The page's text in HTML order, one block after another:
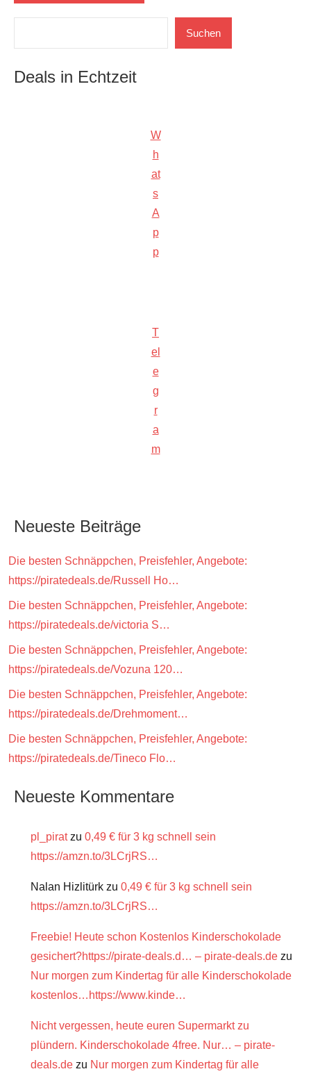
Suchen
Deals in Echtzeit
W
h
at
s
A
p
p
T
el
e
g
r
a
m
Neueste Beiträge
Die besten Schnäppchen, Preisfehler, Angebote:
https://piratedeals.de/Russell Ho…
Die besten Schnäppchen, Preisfehler, Angebote:
https://piratedeals.de/victoria S…
Die besten Schnäppchen, Preisfehler, Angebote:
https://piratedeals.de/Vozuna 120…
Die besten Schnäppchen, Preisfehler, Angebote:
https://piratedeals.de/Drehmoment…
Die besten Schnäppchen, Preisfehler, Angebote:
https://piratedeals.de/Tineco Flo…
Neueste Kommentare
pl_piratzu 0,49 € für 3 kg schnell sein
https://amzn.to/3LCrjRS…
Nalan Hizlitürk zu 0,49 € für 3 kg schnell sein
https://amzn.to/3LCrjRS…
Freebie! Heute schon Kostenlos Kinderschokolade
gesichert?https://pirate-deals.d… – pirate-deals.de zu
Nur morgen zum Kindertag für alle Kinderschokolade
kostenlos…https://www.kinde…
Nicht vergessen, heute euren Supermarkt zu
plündern. Kinderschokolade 4free. Nur… – pirate-
deals.de zu Nur morgen zum Kindertag für alle